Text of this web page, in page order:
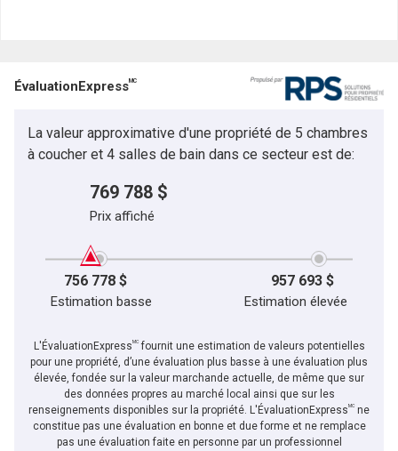
En cliquant sur le bouton « soumettre », vous consentez à nos conditions d'utilisation et
vous nous fournissez l'autorisation écrite de communiquer avec vous.
Téléphone
Message
En cliquant sur le bouton « soumettre », vous consentez à nos conditions d'utilisation et
vous nous fournissez l'autorisation écrite de communiquer avec vous.
ÉvaluationExpressMC
La valeur approximative d'une propriété de 5 chambres
à coucher et 4 salles de bain dans ce secteur est de:
769 788 $
Prix affiché
756 778 $ 957 693 $
Estimation basse Estimation élevée
L'ÉvaluationExpressMCfournit une estimation de valeurs potentielles
pour une propriété, d’une évaluation plus basse à une évaluation plus
élevée, fondée sur la valeur marchande actuelle, de même que sur
des données propres au marché local ainsi que sur les
renseignements disponibles sur la propriété. L'ÉvaluationExpressMC ne
constitue pas une évaluation en bonne et due forme et ne remplace
pas une évaluation faite en personne par un professionnel